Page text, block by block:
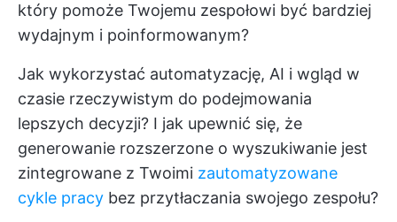
który pomoże Twojemu zespołowi być bardziej
wydajnym i poinformowanym?
Jak wykorzystać automatyzację, AI i wgląd w
czasie rzeczywistym do podejmowania
lepszych decyzji? I jak upewnić się, że
generowanie rozszerzone o wyszukiwanie jest
zintegrowane z Twoimi zautomatyzowane
cykle pracy bez przytłaczania swojego zespołu?